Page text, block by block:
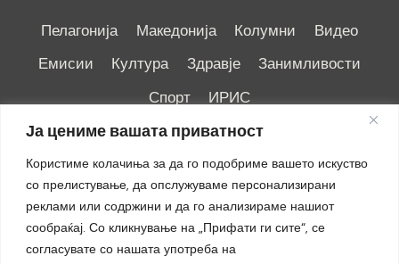
Ја цениме вашата приватност
Користиме колачиња за да го подобриме вашето искуство
со прелистување, да опслужуваме персонализирани
реклами или содржини и да го анализираме нашиот
сообраќај. Со кликнување на „Прифати ги сите“, се
согласувате со нашата употреба на
Пелагонија Македонија Колумни
Видео
Емисии
Култура Здравје
Занимливости
Спорт
ИРИС
Импресум|Маркетинг